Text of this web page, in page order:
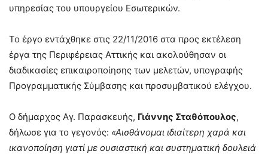
υπηρεσίας του υπουργείου Εσωτερικών.
Το έργο εντάχθηκε στις 22/11/2016 στα προς εκτέλεση
έργα της Περιφέρειας Αττικής και ακολούθησαν οι
διαδικασίες επικαιροποίησης των μελετών, υπογραφής
Προγραμματικής Σύμβασης και προσυμβατικού ελέγχου.
Ο δήμαρχος Αγ. Παρασκευής, Γιάννης Σταθόπουλος,
δήλωσε για το γεγονός: «Αισθάνομαι ιδιαίτερη χαρά και
ικανοποίηση γιατί με ουσιαστική και συστηματική δουλειά